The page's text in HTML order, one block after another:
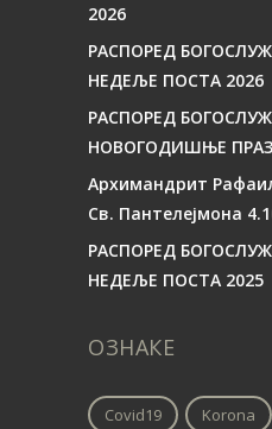
2026
РАСПОРЕД
НЕДЕЉЕ ПОСТА 2026
РАСПОРЕД
НОВОГОДИШЊЕ
Архимандрит
Св. Пантелејмона
РАСПОРЕД
НЕДЕЉЕ ПОСТА 2025
ОЗНАКЕ
Covid19 Korona